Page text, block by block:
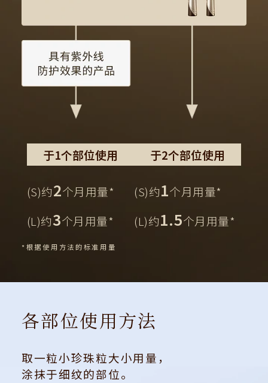
于1个部位使用
(S)约2个月用量*
(L)约3个月用量*
于2个部位使用
(S)约1个月用量*
(L)约1.5个月用量*
*根据使用方法的标准用量
各部位使用方法
取一粒小珍珠粒大小用量，
涂抹于细纹的部位。